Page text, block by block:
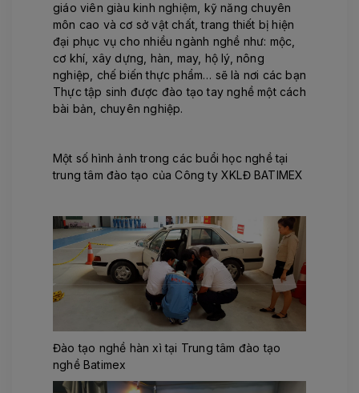
giáo viên giàu kinh nghiệm, kỹ năng chuyên
môn cao và cơ sở vật chất, trang thiết bị hiện
đại phục vụ cho nhiều ngành nghề như: mộc,
cơ khí, xây dựng, hàn, may, hộ lý, nông
nghiệp, chế biến thực phẩm… sẽ là nơi các bạn
Thực tập sinh được đào tạo tay nghề một cách
bài bản, chuyên nghiệp.
Một số hình ảnh trong các buổi học nghề tại
trung tâm đào tạo của Công ty XKLĐ BATIMEX
Đào tạo nghề hàn xì tại Trung tâm đào tạo
nghề Batimex